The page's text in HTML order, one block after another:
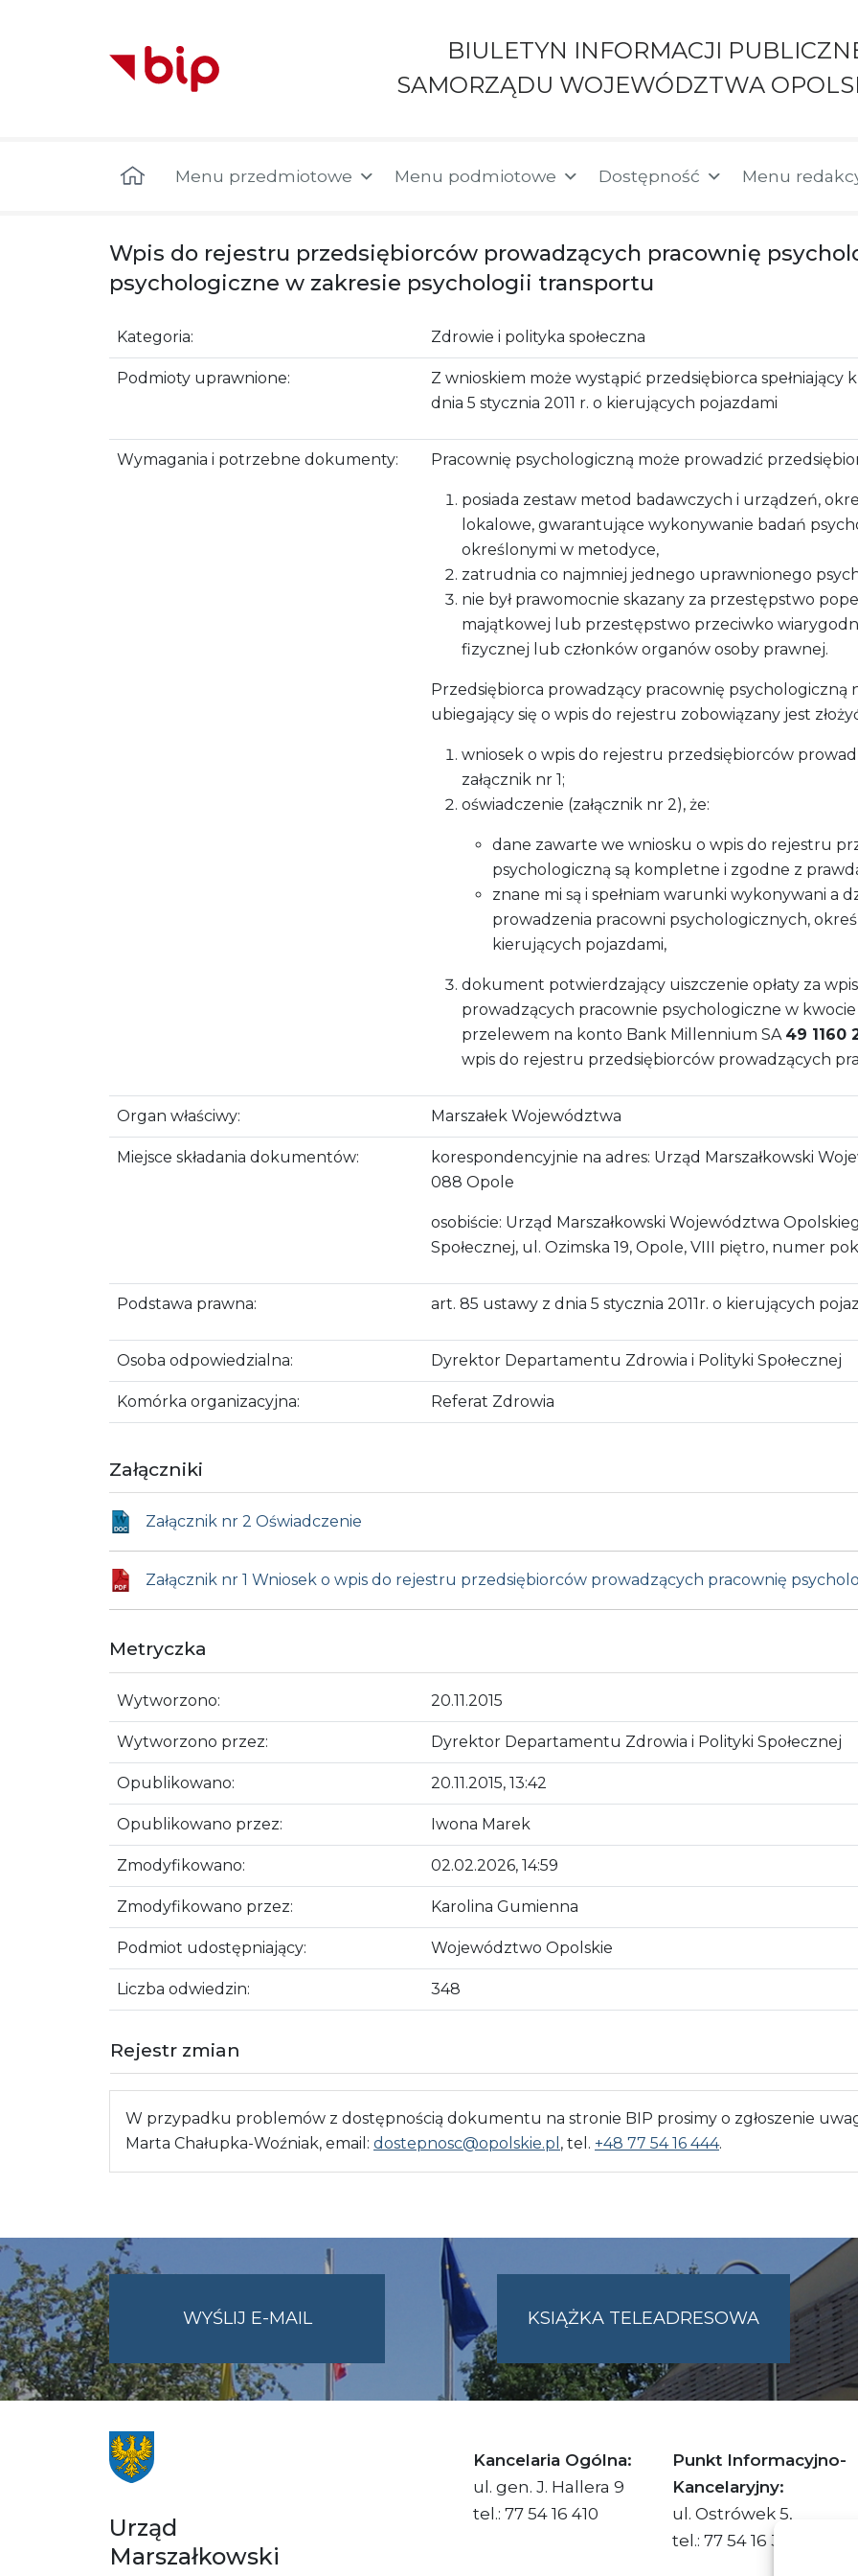
BIULETYN INFORMACJI
SAMORZĄDU WOJEWÓDZTWA
Menu przedmiotowe Menu podmiotowe Dostępność Menu
Wpis do rejestru przedsiębiorców prowadzących pracownię
psychologiczne w zakresie psychologii transportu
Kategoria: Zdrowie i polityka społeczna
Podmioty uprawnione:
Z wnioskiem może wystąpić przedsiębiorca
dnia 5 stycznia 2011 r. o kierujących pojazdami
Wymagania i potrzebne dokumenty: Pracownię psychologiczną może prowadzić
posiada zestaw metod badawczych i urządzeń,
lokalowe, gwarantujące wykonywanie badań
określonymi w metodyce,
zatrudnia co najmniej jednego uprawnionego
nie był prawomocnie skazany za przestępstwo
majątkowej lub przestępstwo przeciwko
fizycznej lub członków organów osoby prawnej.
Przedsiębiorca prowadzący pracownię
ubiegający się o wpis do rejestru zobowiązany jest
wniosek o wpis do rejestru przedsiębiorców
załącznik nr 1;
oświadczenie (załącznik nr 2), że:
dane zawarte we wniosku o wpis do rejestru
psychologiczną są kompletne i zgodne z
znane mi są i spełniam warunki wykonywani a
prowadzenia pracowni psychologicznych,
kierujących pojazdami,
dokument potwierdzający uiszczenie opłaty za
prowadzących pracownie psychologiczne w kwocie
przelewem na konto Bank Millennium SA 49 1160
wpis do rejestru przedsiębiorców prowadzących
Organ właściwy: Marszałek Województwa
Miejsce składania dokumentów:
korespondencyjnie na adres: Urząd Marszałkowski
088 Opole
osobiście: Urząd Marszałkowski Województwa
Społecznej, ul. Ozimska 19, Opole, VIII piętro, numer
Podstawa prawna: art. 85 ustawy z dnia 5 stycznia 2011r. o kierujących
Osoba odpowiedzialna: Dyrektor Departamentu Zdrowia i Polityki Społecznej
Komórka organizacyjna: Referat Zdrowia
Załączniki
Załącznik nr 2 Oświadczenie
Załącznik nr 1 Wniosek o wpis do rejestru przedsiębiorców prowadzących pracownię
Metryczka
Wytworzono: 20.11.2015
Wytworzono przez: Dyrektor Departamentu Zdrowia i Polityki Społecznej
Opublikowano: 20.11.2015, 13:42
Opublikowano przez: Iwona Marek
Zmodyfikowano: 02.02.2026, 14:59
Zmodyfikowano przez: Karolina Gumienna
Podmiot udostępniający: Województwo Opolskie
Liczba odwiedzin: 348
Rejestr zmian
W przypadku problemów z dostępnością dokumentu na stronie BIP prosimy o zgłoszenie
Marta Chałupka-Woźniak, email: dostepnosc@opolskie.pl , tel. +48 77 54 16 444.
WYŚLIJ E-MAILNA
UMWO@OPOLSKIE.PL
KSIĄŻKA TELEADRESOWA
Urząd
Marszałkowski
Kancelaria Ogólna:
ul. gen. J. Hallera 9
tel.: 77 54 16 410
Punkt Informacyjno-
Kancelaryjny:
ul. Ostrówek 5,
tel.: 77 54 16 332